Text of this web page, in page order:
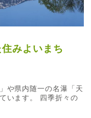
みよいまち
や県内随一の名瀑「天
います。 四季折々の